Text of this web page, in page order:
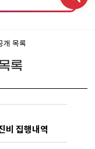
개 목록
록
비 집행내역